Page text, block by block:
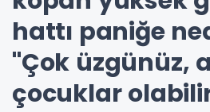
hattı paniğe
"Çok üzgünüz,
çocuklar